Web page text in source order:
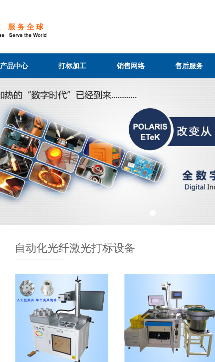
产品中心 打标加工 销售网络 售后服务
自动化光纤激光打标设备